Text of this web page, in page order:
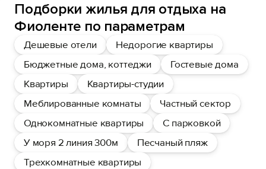
Подборки жилья для отдыха на
Фиоленте по параметрам
Дешевые отели
Недорогие квартиры
Бюджетные дома, коттеджи
Гостевые дома
Квартиры
Квартиры-студии
Меблированные комнаты
Частный сектор
Однокомнатные квартиры
С парковкой
У моря 2 линия 300м
Песчаный пляж
Трехкомнатные квартиры